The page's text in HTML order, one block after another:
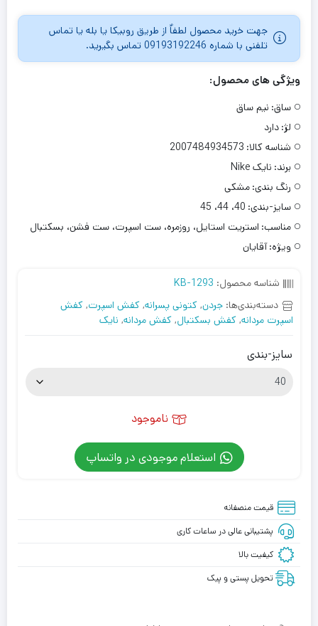
جهت خرید محصول لطفاٌ از طریق روبیکا یا بله یا تماس
تلفنی با شماره 09193192246 تماس بگیرید.
ویژگی های محصول:
ساق: نیم ساق
لژ: دارد
شناسه کالا: 2007484934573
برند: نایک Nike
رنگ بندی: مشکی
سایز-بندی: 40، 44، 45
مناسب: استریت استایل، روزمره، ست اسپرت، ست فشن، بسکتبال
ویژه: آقایان
شناسه محصول: KB-1293
دسته‌بندی‌ها: جردن, کتونی پسرانه, کفش اسپرت, کفش
اسپرت مردانه, کفش بسکتبال, کفش مردانه, نایک
سایز-بندی
ناموجود
استعلام موجودی در واتساپ
قیمت منصفانه
پشتیبانی عالی در ساعات کاری
کیفیت بالا
تحویل پستی و پیک